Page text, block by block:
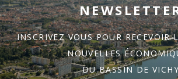
INSCRIVEZ VOUS POUR RECEVOIR
NOUVELLES
DU BASSIN DE VICHY